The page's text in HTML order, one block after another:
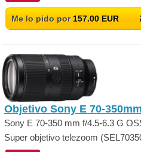
Me lo pido por157.00 EUR
Objetivo Sony E 70-
Sony E 70-350 mm f/4.5-6.3 G
Super objetivo telezoom